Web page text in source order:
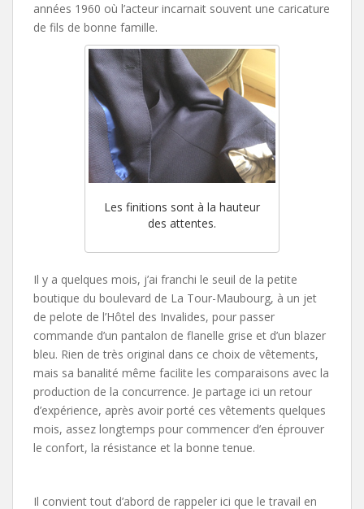
années 1960 où l’acteur incarnait souvent une caricature
de fils de bonne famille.
Les finitions sont à la hauteur
des attentes.
Il y a quelques mois, j’ai franchi le seuil de la petite
boutique du boulevard de La Tour-Maubourg, à un jet
de pelote de l’Hôtel des Invalides, pour passer
commande d’un pantalon de flanelle grise et d’un blazer
bleu. Rien de très original dans ce choix de vêtements,
mais sa banalité même facilite les comparaisons avec la
production de la concurrence. Je partage ici un retour
d’expérience, après avoir porté ces vêtements quelques
mois, assez longtemps pour commencer d’en éprouver
le confort, la résistance et la bonne tenue.
Il convient tout d’abord de rappeler ici que le travail en